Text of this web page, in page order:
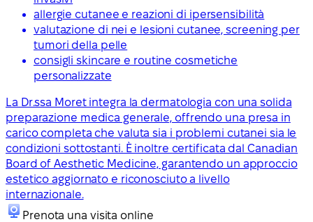
allergie cutanee e reazioni di ipersensibilità
valutazione di nei e lesioni cutanee, screening per
tumori della pelle
consigli skincare e routine cosmetiche
personalizzate
La Dr.ssa Moret integra la dermatologia con una solida
preparazione medica generale, offrendo una presa in
carico completa che valuta sia i problemi cutanei sia le
condizioni sottostanti. È inoltre certificata dal Canadian
Board of Aesthetic Medicine, garantendo un approccio
estetico aggiornato e riconosciuto a livello
internazionale.
Prenota una visita online